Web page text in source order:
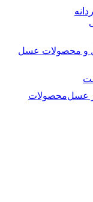
و محصولات عسل
محصولات